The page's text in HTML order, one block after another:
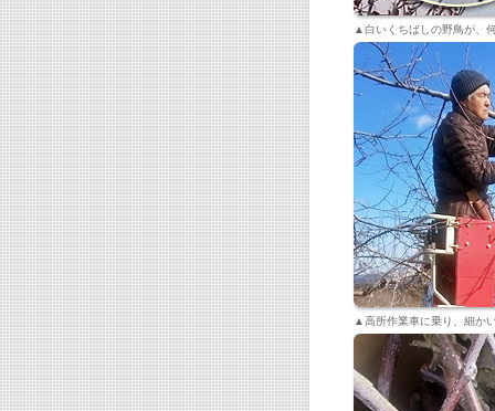
▲白いくちばしの野鳥が、
▲高所作業車に乗り、細か